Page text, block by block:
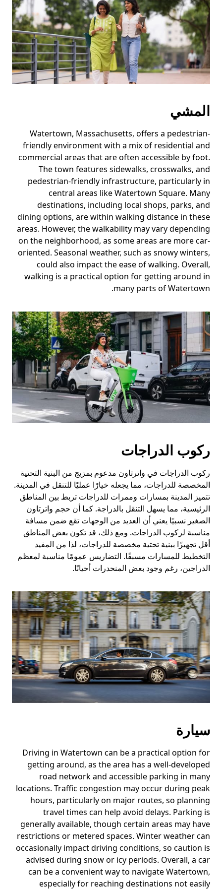
لإغلاق
التقويم.
المشي
Watertown, Massachusetts, offers a pedestrian-
friendly environment with a mix of residential and
commercial areas that are often accessible by foot.
The town features sidewalks, crosswalks, and
pedestrian-friendly infrastructure, particularly in
central areas like Watertown Square. Many
destinations, including local shops, parks, and
dining options, are within walking distance in these
areas. However, the walkability may vary depending
on the neighborhood, as some areas are more car-
oriented. Seasonal weather, such as snowy winters,
could also impact the ease of walking. Overall,
walking is a practical option for getting around in
many parts of Watertown.
ركوب الدراجات
ركوب الدراجات في واترتاون مدعوم بمزيج من البنية التحتية
المخصصة للدراجات، مما يجعله خيارًا عمليًا للتنقل في المدينة.
تتميز المدينة بمسارات وممرات للدراجات تربط بين المناطق
الرئيسية، مما يسهل التنقل بالدراجة. كما أن حجم واترتاون
الصغير نسبيًا يعني أن العديد من الوجهات تقع ضمن مسافة
مناسبة لركوب الدراجات. ومع ذلك، قد تكون بعض المناطق
أقل تجهيزًا ببنية تحتية مخصصة للدراجات، لذا من المفيد
التخطيط للمسارات مسبقًا. التضاريس عمومًا مناسبة لمعظم
الدراجين، رغم وجود بعض المنحدرات أحيانًا.
سيارة
Driving in Watertown can be a practical option for
getting around, as the area has a well-developed
road network and accessible parking in many
locations. Traffic congestion may occur during peak
hours, particularly on major routes, so planning
travel times can help avoid delays. Parking is
generally available, though certain areas may have
restrictions or metered spaces. Winter weather can
occasionally impact driving conditions, so caution is
advised during snow or icy periods. Overall, a car
can be a convenient way to navigate Watertown,
especially for reaching destinations not easily